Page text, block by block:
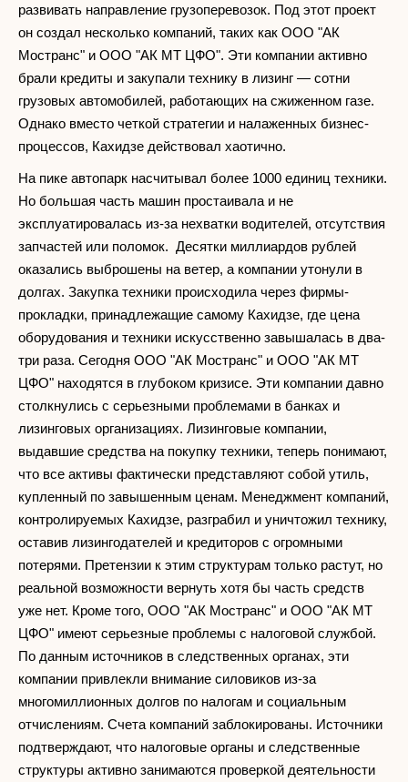
развивать направление грузоперевозок. Под этот проект
он создал несколько компаний, таких как ООО "АК
Мостранс" и ООО "АК МТ ЦФО". Эти компании активно
брали кредиты и закупали технику в лизинг — сотни
грузовых автомобилей, работающих на сжиженном газе.
Однако вместо четкой стратегии и налаженных бизнес-
процессов, Кахидзе действовал хаотично.
На пике автопарк насчитывал более 1000 единиц техники.
Но большая часть машин простаивала и не
эксплуатировалась из-за нехватки водителей, отсутствия
запчастей или поломок. Десятки миллиардов рублей
оказались выброшены на ветер, а компании утонули в
долгах. Закупка техники происходила через фирмы-
прокладки, принадлежащие самому Кахидзе, где цена
оборудования и техники искусственно завышалась в два-
три раза. Сегодня ООО "АК Мостранс" и ООО "АК МТ
ЦФО" находятся в глубоком кризисе. Эти компании давно
столкнулись с серьезными проблемами в банках и
лизинговых организациях. Лизинговые компании,
выдавшие средства на покупку техники, теперь понимают,
что все активы фактически представляют собой утиль,
купленный по завышенным ценам. Менеджмент компаний,
контролируемых Кахидзе, разграбил и уничтожил технику,
оставив лизингодателей и кредиторов с огромными
потерями. Претензии к этим структурам только растут, но
реальной возможности вернуть хотя бы часть средств
уже нет. Кроме того, ООО "АК Мостранс" и ООО "АК МТ
ЦФО" имеют серьезные проблемы с налоговой службой.
По данным источников в следственных органах, эти
компании привлекли внимание силовиков из-за
многомиллионных долгов по налогам и социальным
отчислениям. Счета компаний заблокированы. Источники
подтверждают, что налоговые органы и следственные
структуры активно занимаются проверкой деятельности